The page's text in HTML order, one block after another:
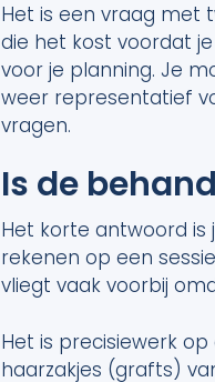
Het is een vraag met
die het kost voordat
voor je planning. Je
weer representatief
vragen.
Is de
Het korte antwoord is
rekenen op een
vliegt vaak voorbij
Het is precisiewerk
haarzakjes (grafts)